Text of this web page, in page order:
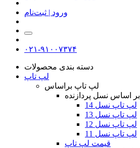
ورود | ثبت‌نام
۰۲۱-۹۱۰۰۷۳۷۴
دسته بندی محصولات
لپ تاپ
لپ تاپ براساس
بر اساس نسل پردازنده
لپ تاپ نسل 14
لپ تاپ نسل 13
لپ تاپ نسل 12
لپ تاپ نسل 11
قیمت لپ تاپ